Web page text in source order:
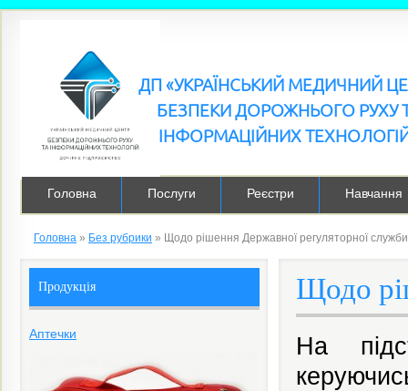
ДП «УКРАЇНСЬКИЙ МЕДИЧНИЙ
БЕЗПЕКИ ДОРОЖНЬОГО РУХУ
ІНФОРМАЦІЙНИХ
Головна Послуги Реєстри Навчання
Головна » Без рубрики » Щодо рішення Державної регуляторної служби
Щодо
На
Продукція
Аптечки